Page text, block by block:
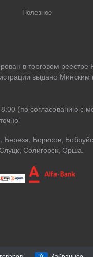
Полезное
в торговом
выдано
(по согласованию с
Береза, Борисов,
Солигорск, Орша.